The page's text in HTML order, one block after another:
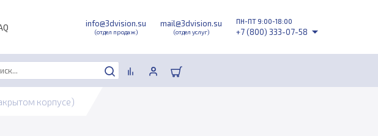
info@3dvision.su
(отдел продаж)
mail@3dvision.su
(отдел услуг)
ПН-ПТ 9:00-18:00
+7 (800) 333-07-58
корпусе)